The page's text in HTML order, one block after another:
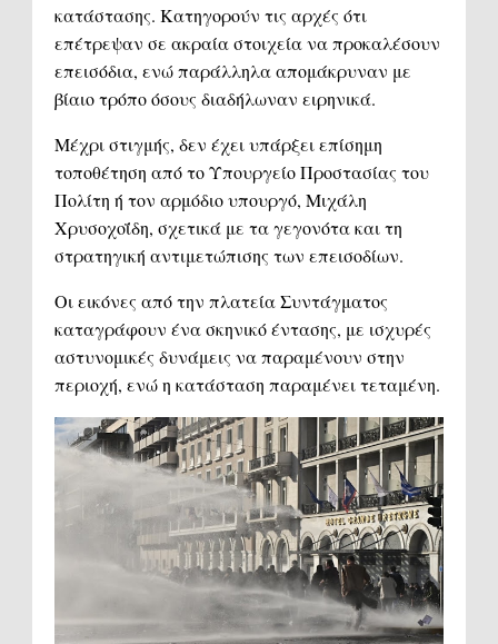
κατάστασης. Κατηγορούν τις αρχές ότι
επέτρεψαν σε ακραία στοιχεία να προκαλέσουν
επεισόδια, ενώ παράλληλα απομάκρυναν με
βίαιο τρόπο όσους διαδήλωναν ειρηνικά.
Μέχρι στιγμής, δεν έχει υπάρξει επίσημη
τοποθέτηση από το Υπουργείο Προστασίας του
Πολίτη ή τον αρμόδιο υπουργό, Μιχάλη
Χρυσοχοΐδη, σχετικά με τα γεγονότα και τη
στρατηγική αντιμετώπισης των επεισοδίων.
Οι εικόνες από την πλατεία Συντάγματος
καταγράφουν ένα σκηνικό έντασης, με ισχυρές
αστυνομικές δυνάμεις να παραμένουν στην
περιοχή, ενώ η κατάσταση παραμένει τεταμένη.